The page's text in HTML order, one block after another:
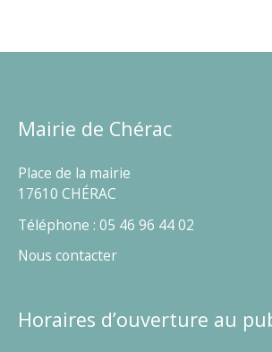
Mairie de Chérac
Place de la mairie
17610 CHÉRAC
Téléphone : 05 46 96 44 02
Nous contacter
Horaires d’ouverture au